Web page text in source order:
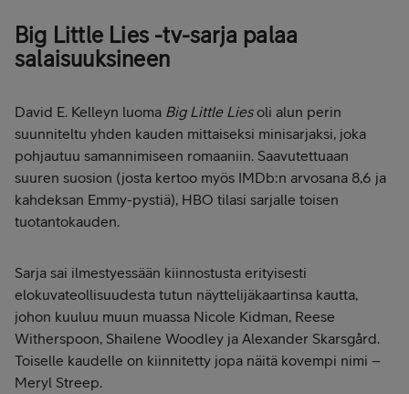
Big Little Lies -tv-sarja palaa
salaisuuksineen
David E. Kelleyn luoma Big Little Liesoli alun perin
suunniteltu yhden kauden mittaiseksi minisarjaksi, joka
pohjautuu samannimiseen romaaniin. Saavutettuaan
suuren suosion (josta kertoo myös IMDb:n arvosana 8,6 ja
kahdeksan Emmy-pystiä), HBO tilasi sarjalle toisen
tuotantokauden.
Sarja sai ilmestyessään kiinnostusta erityisesti
elokuvateollisuudesta tutun näyttelijäkaartinsa kautta,
johon kuuluu muun muassa Nicole Kidman, Reese
Witherspoon, Shailene Woodley ja Alexander Skarsgård.
Toiselle kaudelle on kiinnitetty jopa näitä kovempi nimi –
Meryl Streep.